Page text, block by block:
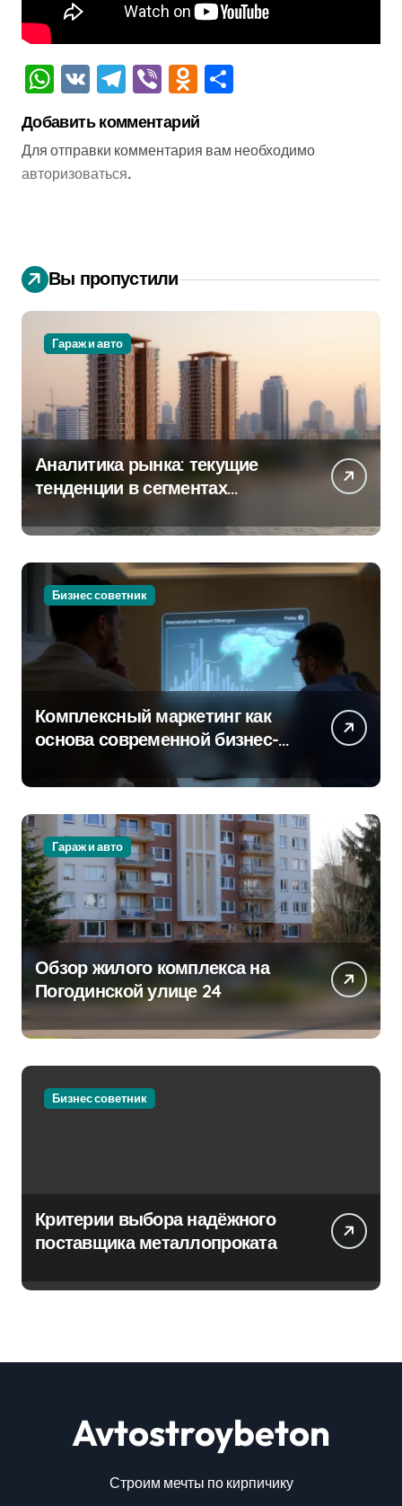
WhatsApp
VK Telegram
ViberOdnoklassniki
Добавить комментарий
Для отправки комментария вам необходимо
авторизоваться.
Вы пропустили
Гараж и авто
Аналитика рынка: текущие
тенденции в сегментах
Бизнес советник
Комплексный маркетинг как
основа современной бизнес-
Гараж и авто
Обзор жилого комплекса на
Погодинской улице 24
Бизнес советник
Критерии выбора надёжного
поставщика металлопроката
Avtostroybeton
Строим мечты по кирпичику